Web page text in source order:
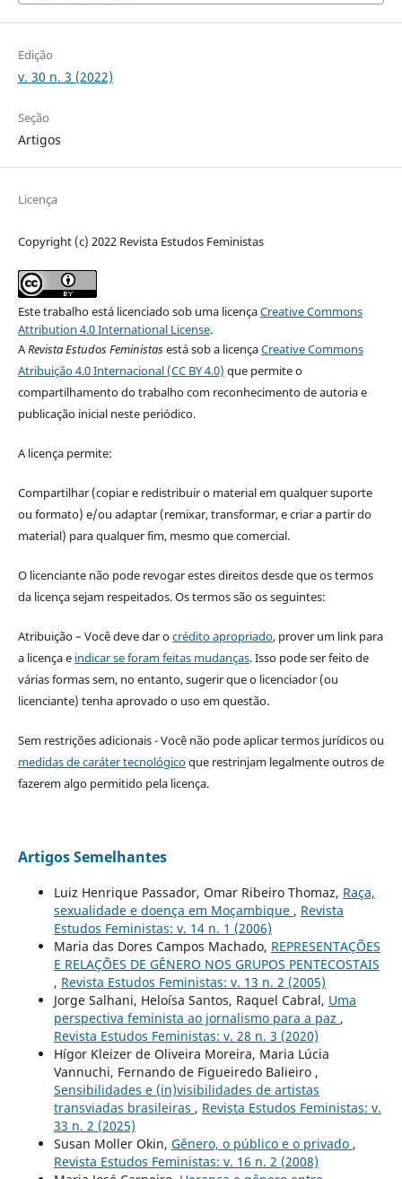
Edição
v. 30 n. 3 (2022)
Seção
Artigos
Licença
Copyright (c) 2022 Revista Estudos Feministas
Este trabalho está licenciado sob uma licençaCreative Commons
Attribution 4.0 International License.
ARevista Estudos Feministasestá sob a licençaCreative Commons
Atribuição 4.0 Internacional (CC BY 4.0) que permite o
compartilhamento do trabalho com reconhecimento de autoria e
publicação inicial neste periódico.
A licença permite:
Compartilhar (copiar e redistribuir o material em qualquer suporte
ou formato) e/ou adaptar (remixar, transformar, e criar a partir do
material) para qualquer fim, mesmo que comercial.
O licenciante não pode revogar estes direitos desde que os termos
da licença sejam respeitados. Os termos são os seguintes:
Atribuição – Você deve dar ocrédito apropriado, prover um link para
a licença e indicar se foram feitas mudanças. Isso pode ser feito de
várias formas sem, no entanto, sugerir que o licenciador (ou
licenciante) tenha aprovado o uso em questão.
Sem restrições adicionais - Você não pode aplicar termos jurídicos ou
medidas de caráter tecnológicoque restrinjam legalmente outros de
fazerem algo permitido pela licença.
Artigos Semelhantes
Luiz Henrique Passador, Omar Ribeiro Thomaz, Raça,
sexualidade e doença em Moçambique , Revista
Estudos Feministas: v. 14 n. 1 (2006)
Maria das Dores Campos Machado, REPRESENTAÇÕES
E RELAÇÕES DE GÊNERO NOS GRUPOS PENTECOSTAIS
, Revista Estudos Feministas: v. 13 n. 2 (2005)
Jorge Salhani, Heloísa Santos, Raquel Cabral, Uma
perspectiva feminista ao jornalismo para a paz ,
Revista Estudos Feministas: v. 28 n. 3 (2020)
Hígor Kleizer de Oliveira Moreira, Maria Lúcia
Vannuchi, Fernando de Figueiredo Balieiro ,
Sensibilidades e (in)visibilidades de artistas
transviadas brasileiras , Revista Estudos Feministas: v.
33 n. 2 (2025)
Susan Moller Okin, Gênero, o público e o privado ,
Revista Estudos Feministas: v. 16 n. 2 (2008)